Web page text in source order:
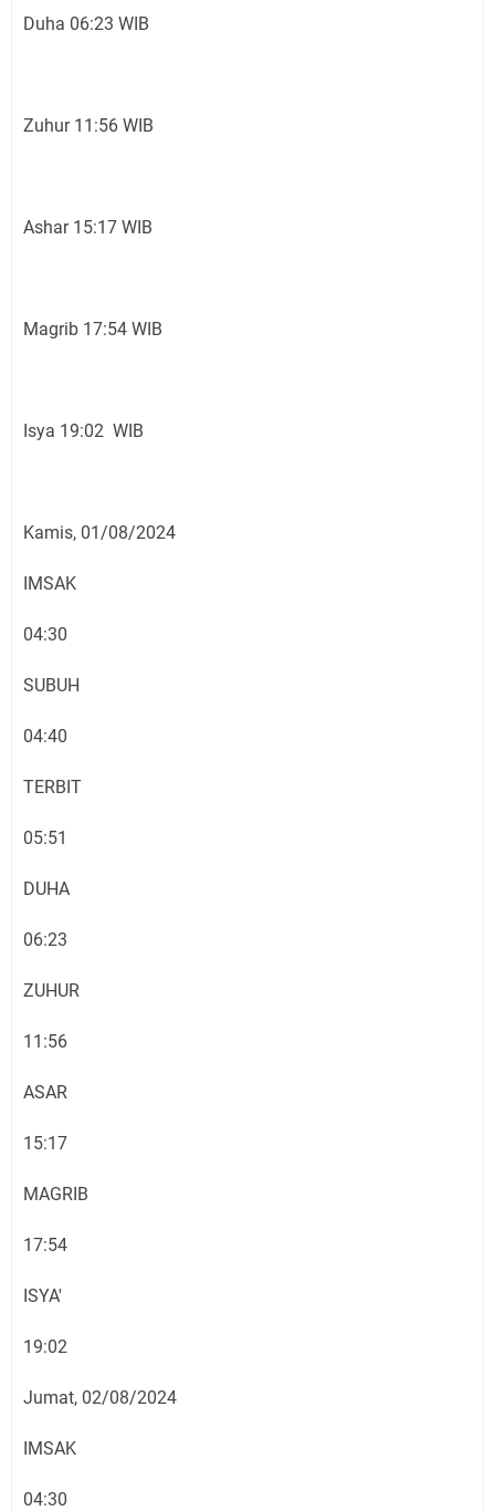
Duha 06:23 WIB
Zuhur 11:56 WIB
Ashar 15:17 WIB
Magrib 17:54 WIB
Isya 19:02 WIB
Kamis, 01/08/2024
IMSAK
04:30
SUBUH
04:40
TERBIT
05:51
DUHA
06:23
ZUHUR
11:56
ASAR
15:17
MAGRIB
17:54
ISYA'
19:02
Jumat, 02/08/2024
IMSAK
04:30